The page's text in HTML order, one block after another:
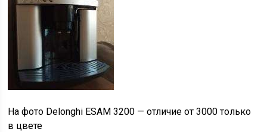
На фото Delonghi ESAM 3200 — отличие от 3000 только
в цвете